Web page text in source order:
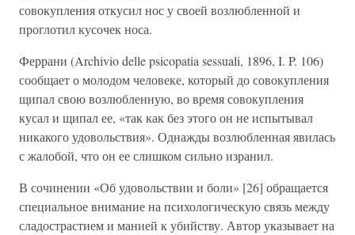
совокупления откусил нос у своей возлюбленной и
проглотил кусочек носа.
Феррани (Archivio delle psicopatia sessuali, 1896, I. P. 106)
сообщает о молодом человеке, который до совокупления
щипал свою возлюбленную, во время совокупления
кусал и щипал ее, «так как без этого он не испытывал
никакого удовольствия». Однажды возлюбленная явилась
с жалобой, что он ее слишком сильно изранил.
В сочинении «Об удовольствии и боли» [26] обращается
специальное внимание на психологическую связь между
сладострастием и манией к убийству. Автор указывает на